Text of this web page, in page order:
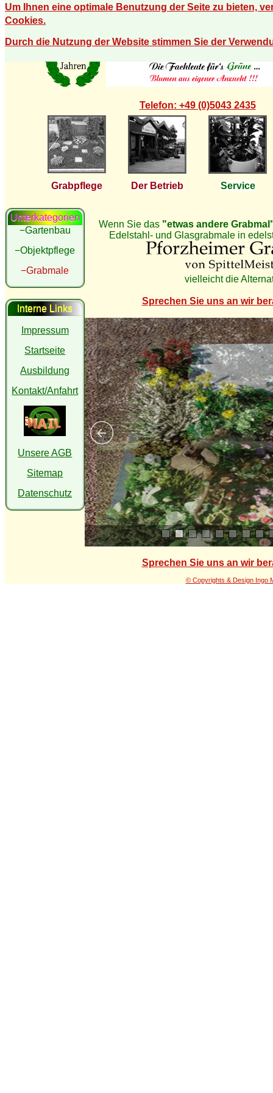
Um Ihnen eine optimale Benutzung der Seite zu bieten,
Cookies.
Durch die Nutzung der Website stimmen Sie der
Telefon: +49 (0)5043 2435
Grabpflege Der Betrieb Service
Unterkategorien
−Gartenbau
−Objektpflege
−Grabmale
Interne Links
Impressum
Startseite
Ausbildung
Kontakt/Anfahrt
Unsere AGB
Sitemap
Datenschutz
Wenn Sie das "etwas andere
Edelstahl- und Glasgrabmale in
vielleicht die
Sprechen Sie uns an wir
Sprechen Sie uns an wir
© Copyrights & Design Ingo